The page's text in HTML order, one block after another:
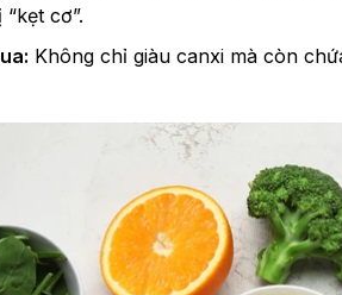
cơ”.
Không chỉ giàu canxi mà còn